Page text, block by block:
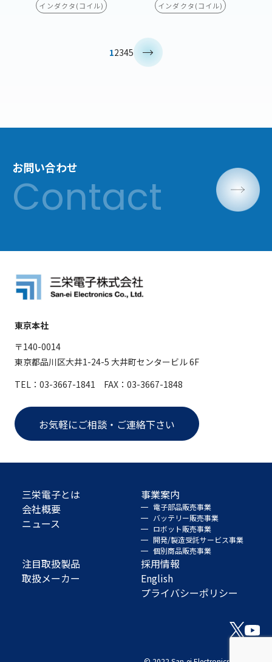
インダクタ(コイル) インダクタ(コイル)
12345
お問い合わせ
東京本社
〒140-0014
東京都品川区大井1-24-5 大井町センタービル 6F
TEL：03-3667-1841 FAX：03-3667-1848
お気軽にご相談・ご連絡下さい
三栄電子とは
会社概要
ニュース
事業案内
電子部品販売事業
バッテリー販売事業
ロボット販売事業
開発/製造受託サービス事業
個別商品販売事業
注目取扱製品
取扱メーカー
採用情報
English
プライバシーポリシー